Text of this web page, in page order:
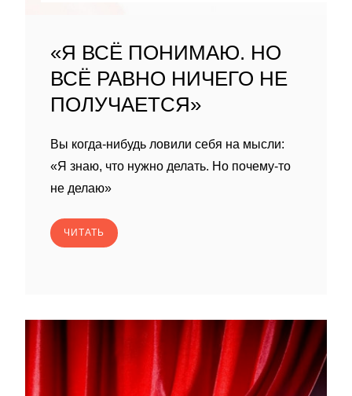
«Я ВСЁ ПОНИМАЮ. НО
ВСЁ РАВНО НИЧЕГО НЕ
ПОЛУЧАЕТСЯ»
Вы когда-нибудь ловили себя на мысли:
«Я знаю, что нужно делать. Но почему-то
не делаю»
ЧИТАТЬ